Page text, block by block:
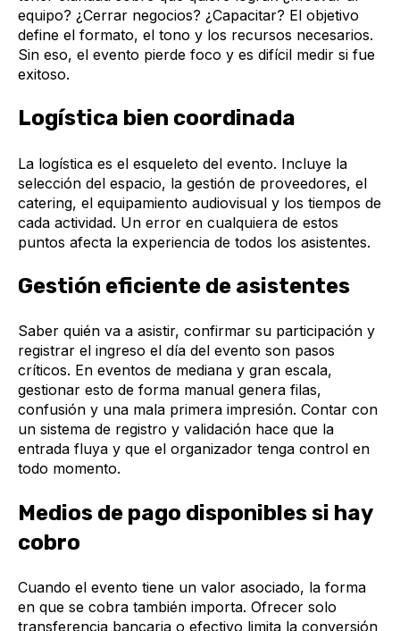
equipo? ¿Cerrar negocios? ¿Capacitar? El objetivo
define el formato, el tono y los recursos necesarios.
Sin eso, el evento pierde foco y es difícil medir si fue
exitoso.
Logística bien coordinada
La logística es el esqueleto del evento. Incluye la
selección del espacio, la gestión de proveedores, el
catering, el equipamiento audiovisual y los tiempos de
cada actividad. Un error en cualquiera de estos
puntos afecta la experiencia de todos los asistentes.
Gestión eficiente de asistentes
Saber quién va a asistir, confirmar su participación y
registrar el ingreso el día del evento son pasos
críticos. En eventos de mediana y gran escala,
gestionar esto de forma manual genera filas,
confusión y una mala primera impresión. Contar con
un sistema de registro y validación hace que la
entrada fluya y que el organizador tenga control en
todo momento.
Medios de pago disponibles si hay
cobro
Cuando el evento tiene un valor asociado, la forma
en que se cobra también importa. Ofrecer solo
transferencia bancaria o efectivo limita la conversión